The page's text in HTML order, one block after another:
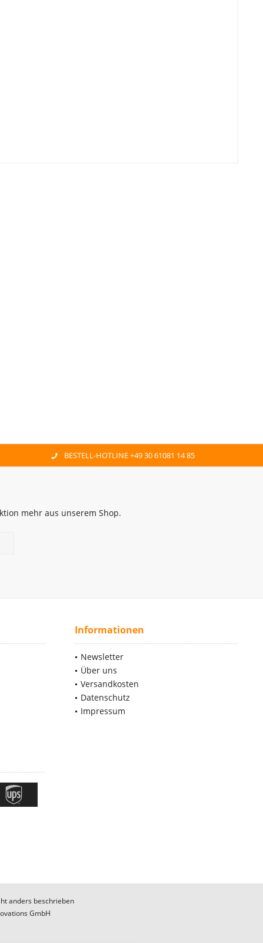
BESTELL-HOTLINE +49 30 61081 14 85
mehr aus unserem Shop.
Informationen
Newsletter
Über uns
Versandkosten
Datenschutz
Impressum
anders beschrieben
GmbH